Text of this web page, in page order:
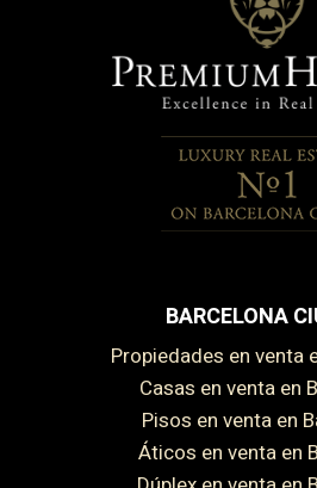
BARCELONA
Propiedades en venta
Casas en venta en
Pisos en venta en
Áticos en venta en